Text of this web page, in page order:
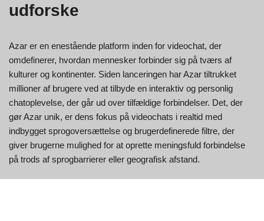
udforske
Azar er en enestående platform inden for videochat, der
omdefinerer, hvordan mennesker forbinder sig på tværs af
kulturer og kontinenter. Siden lanceringen har Azar tiltrukket
millioner af brugere ved at tilbyde en interaktiv og personlig
chatoplevelse, der går ud over tilfældige forbindelser. Det, der
gør Azar unik, er dens fokus på videochats i realtid med
indbygget sprogoversættelse og brugerdefinerede filtre, der
giver brugerne mulighed for at oprette meningsfuld forbindelse
på trods af sprogbarrierer eller geografisk afstand.